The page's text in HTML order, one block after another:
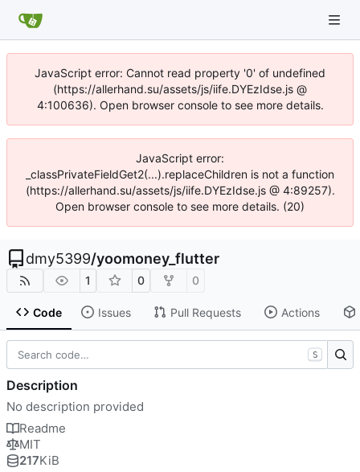
JavaScript error: Cannot read property '0' of undefined
(https://allerhand.su/assets/js/iife.DYEzIdse.js @
4:100636). Open browser console to see more details.
JavaScript error:
_classPrivateFieldGet2(...).replaceChildren is not a function
(https://allerhand.su/assets/js/iife.DYEzIdse.js @ 4:89257).
Open browser console to see more details. (20)
dmy5399/yoomoney_flutter
1 0 0
Code Issues Pull Requests Actions
S
Description
No description provided
Readme
MIT
217KiB